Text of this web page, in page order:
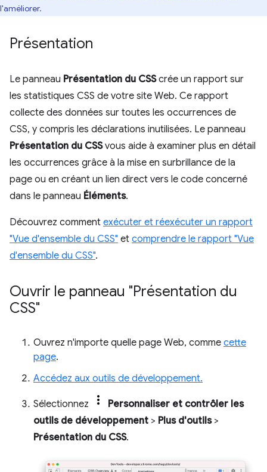
l'améliorer.
Présentation
Le panneau Présentation du CSScrée un rapport sur
les statistiques CSS de votre site Web. Ce rapport
collecte des données sur toutes les occurrences de
CSS, y compris les déclarations inutilisées. Le panneau
Présentation du CSSvous aide à examiner plus en détail
les occurrences grâce à la mise en surbrillance de la
page ou en créant un lien direct vers le code concerné
dans le panneau Éléments.
Découvrez comment exécuter et réexécuter un rapport
"Vue d'ensemble du CSS" et comprendre le rapport "Vue
d'ensemble du CSS".
Ouvrir le panneau "Présentation du
CSS"
Ouvrez n'importe quelle page Web, comme cette
page.
Accédez aux outils de développement.
Sélectionnez
Personnaliser et contrôler les
outils de développement > Plus d'outils>
Présentation du CSS.